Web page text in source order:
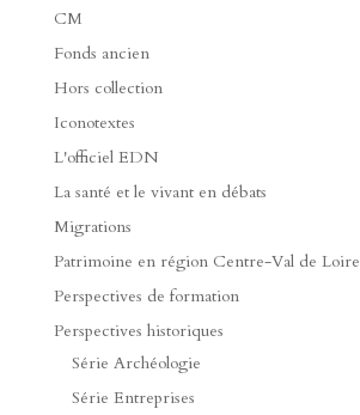
CM
Fonds ancien
Hors collection
Iconotextes
L'officiel EDN
La santé et le vivant en débats
Migrations
Patrimoine en région Centre-Val de Loire
Perspectives de formation
Perspectives historiques
Série Archéologie
Série Entreprises